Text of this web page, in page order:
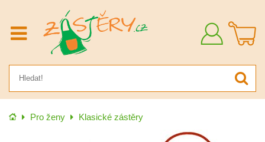
Přihlásit
Úvod Pro ženy Klasické zástěry